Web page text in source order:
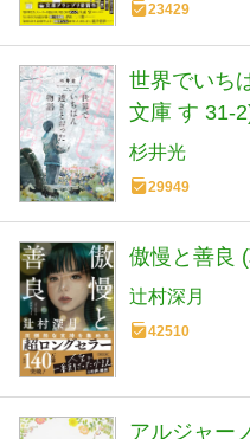
23429
世界でいち
文庫 す 31-
杉井光
29949
傲慢と善良
辻村深月
42510
アルジャー